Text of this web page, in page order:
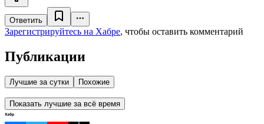
Ответить
Зарегистрируйтесь на Хабре, чтобы оставить комментарий
Публикации
Лучшие за сутки Похожие
Показать лучшие за всё время